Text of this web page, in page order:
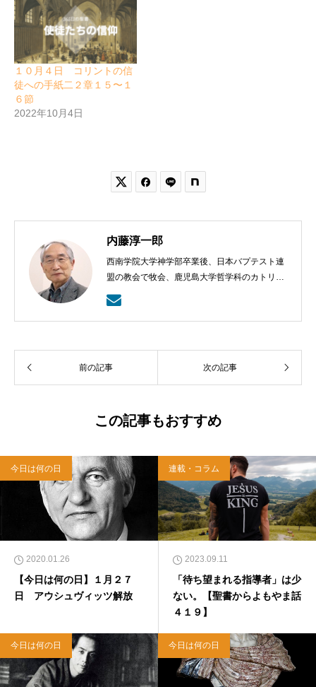
１０月４日 コリントの信
徒への手紙二２章１５〜１
６節
2022年10月4日
 
内藤淳一郎
西南学院大学神学部卒業後、日本バプテスト連
盟の教会で牧会、鹿児島大学哲学科のカトリッ
クの神学の学びから、鹿児島ラ・サール高校で
も教える。日本バプテスト連盟宣教室主事、日
本バプテスト連盟常務理事を８年間務める。
前の記事 次の記事
この記事もおすすめ
今日は何の日
2020.01.26
【今日は何の日】１月２７
日 アウシュヴィッツ解放
連載・コラム
2023.09.11
「待ち望まれる指導者」は少
ない。【聖書からよもやま話
４１９】
今日は何の日 今日は何の日